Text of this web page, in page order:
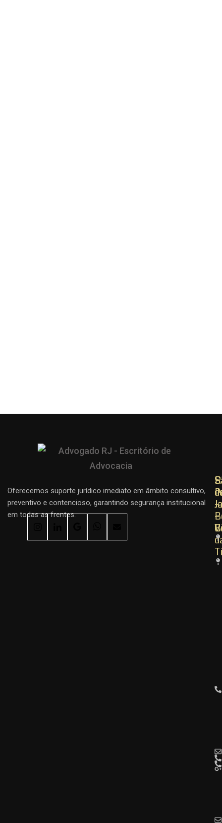
Oferecemos suporte jurídico imediato em âmbito consultivo,
preventivo e contencioso, garantindo segurança institucional
em todas as frentes.
–
–
–